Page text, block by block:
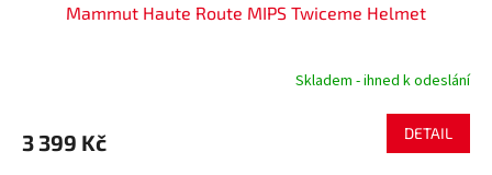
Mammut Haute Route MIPS Twiceme Helmet
Skladem - ihned k odeslání
3 399 Kč DETAIL